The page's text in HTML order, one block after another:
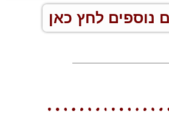
נוספים לחץ כאן